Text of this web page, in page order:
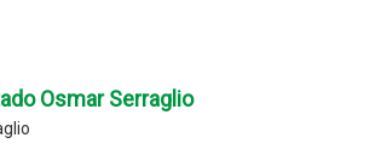
Osmar Serraglio